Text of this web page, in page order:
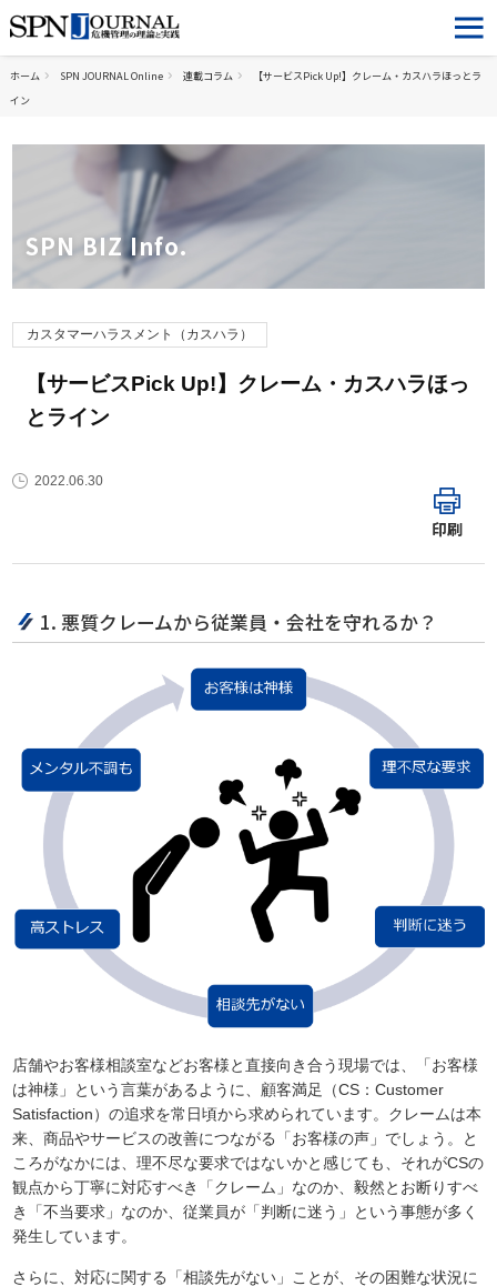
ホーム SPN JOURNAL Online 連載コラム
【サービスPick Up!】クレーム・カスハラほっとラ
イン
SPN BIZ Info.
カスタマーハラスメント（カスハラ）
【サービスPick Up!】クレーム・カスハラほっ
とライン
2022.06.30
印刷
1. 悪質クレームから従業員・会社を守れるか？
店舗やお客様相談室などお客様と直接向き合う現場では、「お客様
は神様」という言葉があるように、顧客満足（CS：Customer
Satisfaction）の追求を常日頃から求められています。クレームは本
来、商品やサービスの改善につながる「お客様の声」でしょう。と
ころがなかには、理不尽な要求ではないかと感じても、それがCSの
観点から丁寧に対応すべき「クレーム」なのか、毅然とお断りすべ
き「不当要求」なのか、従業員が「判断に迷う」という事態が多く
発生しています。
さらに、対応に関する「相談先がない」ことが、その困難な状況に